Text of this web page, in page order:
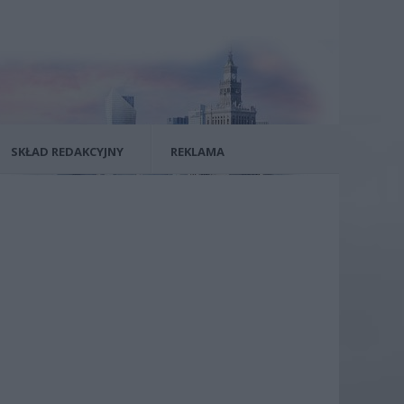
SKŁAD REDAKCYJNY REKLAMA